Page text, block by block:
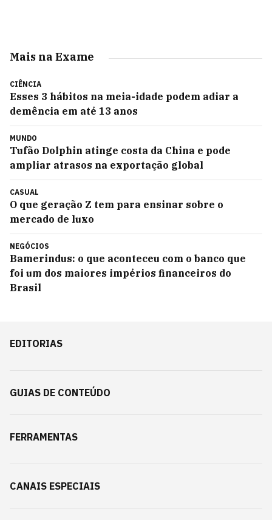
Mais na Exame
CIÊNCIA
Esses 3 hábitos na meia-idade podem adiar a
demência em até 13 anos
MUNDO
Tufão Dolphin atinge costa da China e pode
ampliar atrasos na exportação global
CASUAL
O que geração Z tem para ensinar sobre o
mercado de luxo
NEGÓCIOS
Bamerindus: o que aconteceu com o banco que
foi um dos maiores impérios financeiros do
Brasil
EDITORIAS
GUIAS DE CONTEÚDO
FERRAMENTAS
CANAIS ESPECIAIS